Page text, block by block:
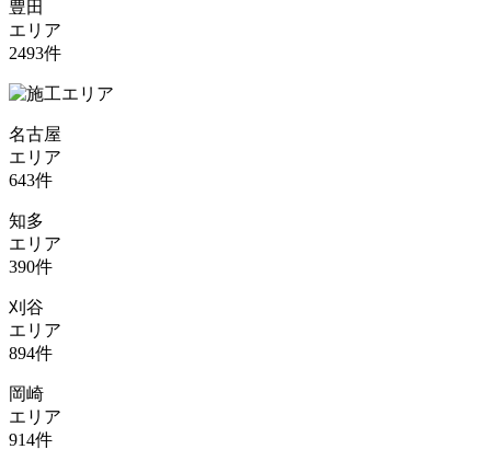
豊田
エリア
2493件
名古屋
エリア
643件
知多
エリア
390件
刈谷
エリア
894件
岡崎
エリア
914件